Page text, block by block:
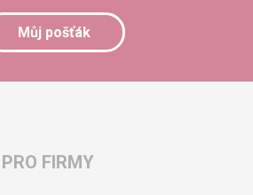
Můj pošťák
PRO FIRMY